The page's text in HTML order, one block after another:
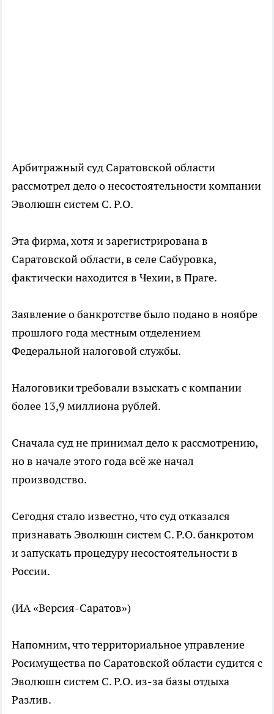
Арбитражный суд Саратовской области
рассмотрел дело о несостоятельности компании
Эволюшн систем С. Р.О.
Эта фирма, хотя и зарегистрирована в
Саратовской области, в селе Сабуровка,
фактически находится в Чехии, в Праге.
Заявление о банкротстве было подано в ноябре
прошлого года местным отделением
Федеральной налоговой службы.
Налоговики требовали взыскать с компании
более 13,9 миллиона рублей.
Сначала суд не принимал дело к рассмотрению,
но в начале этого года всё же начал
производство.
Сегодня стало известно, что суд отказался
признавать Эволюшн систем С. Р.О. банкротом
и запускать процедуру несостоятельности в
России.
(ИА «Версия-Саратов»)
Напомним, что территориальное управление
Росимущества по Саратовской области судится с
Эволюшн систем С. Р.О. из-за базы отдыха
Разлив.